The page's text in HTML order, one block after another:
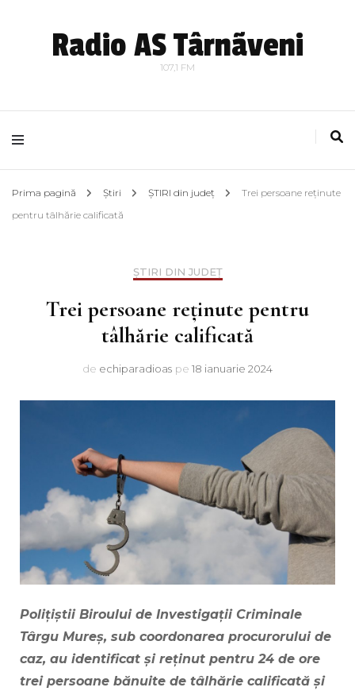
Radio AS Târnãveni
107,1 FM
Prima pagină Știri ȘTIRI din județ
Trei persoane reținute
pentru tâlhărie calificată
ȘTIRI DIN JUDEȚ
Trei persoane reținute pentru
tâlhărie calificată
de echiparadioas pe 18 ianuarie 2024
Polițiștii Biroului de Investigații Criminale
Târgu Mureș, sub coordonarea procurorului de
caz, au identificat și reținut pentru 24 de ore
trei persoane bănuite de tâlhărie calificată și